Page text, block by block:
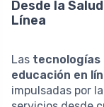
Desde la
Línea
Las tecnologías
educación en
impulsadas por